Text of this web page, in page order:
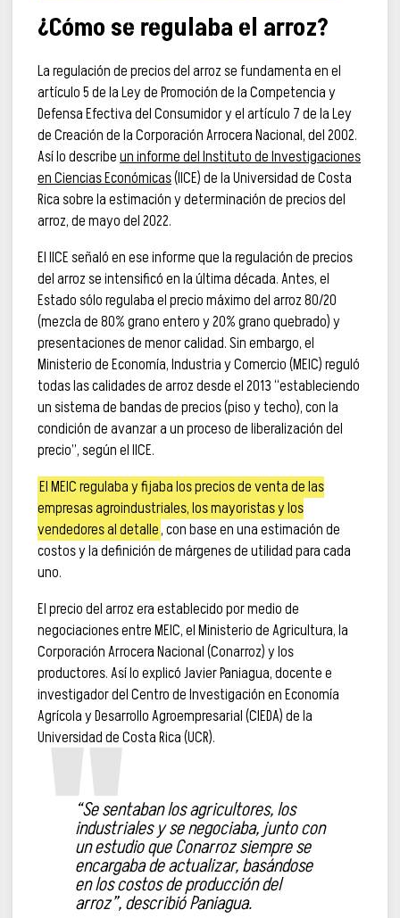
¿Cómo se regulaba el arroz?
La regulación de precios del arroz se fundamenta en el
artículo 5 de la Ley de Promoción de la Competencia y
Defensa Efectiva del Consumidor y el artículo 7 de la Ley
de Creación de la Corporación Arrocera Nacional, del 2002.
Así lo describeun informe del Instituto de Investigaciones
en Ciencias Económicas(IICE) de la Universidad de Costa
Rica sobre la estimación y determinación de precios del
arroz, de mayo del 2022.
El IICE señaló en ese informe que la regulación de precios
del arroz se intensificó en la última década. Antes, el
Estado sólo regulaba el precio máximo del arroz 80/20
(mezcla de 80% grano entero y 20% grano quebrado) y
presentaciones de menor calidad. Sin embargo, el
Ministerio de Economía, Industria y Comercio (MEIC) reguló
todas las calidades de arroz desde el 2013 “estableciendo
un sistema de bandas de precios (piso y techo), con la
condición de avanzar a un proceso de liberalización del
precio”, según el IICE.
El MEIC regulaba y fijaba los precios de venta de las
empresas agroindustriales, los mayoristas y los
vendedores al detalle, con base en una estimación de
costos y la definición de márgenes de utilidad para cada
uno.
El precio del arroz era establecido por medio de
negociaciones entre MEIC, el Ministerio de Agricultura, la
Corporación Arrocera Nacional (Conarroz) y los
productores. Así lo explicó Javier Paniagua, docente e
investigador del Centro de Investigación en Economía
Agrícola y Desarrollo Agroempresarial (CIEDA) de la
Universidad de Costa Rica (UCR).
“Se sentaban los agricultores, los
industriales y se negociaba, junto con
un estudio que Conarroz siempre se
encargaba de actualizar, basándose
en los costos de producción del
arroz”, describió Paniagua.